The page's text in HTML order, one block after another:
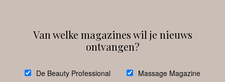
debeautyprofessional
Van welke magazines wil je nieuws
ontvangen?
De Beauty Professional Massage Magazine